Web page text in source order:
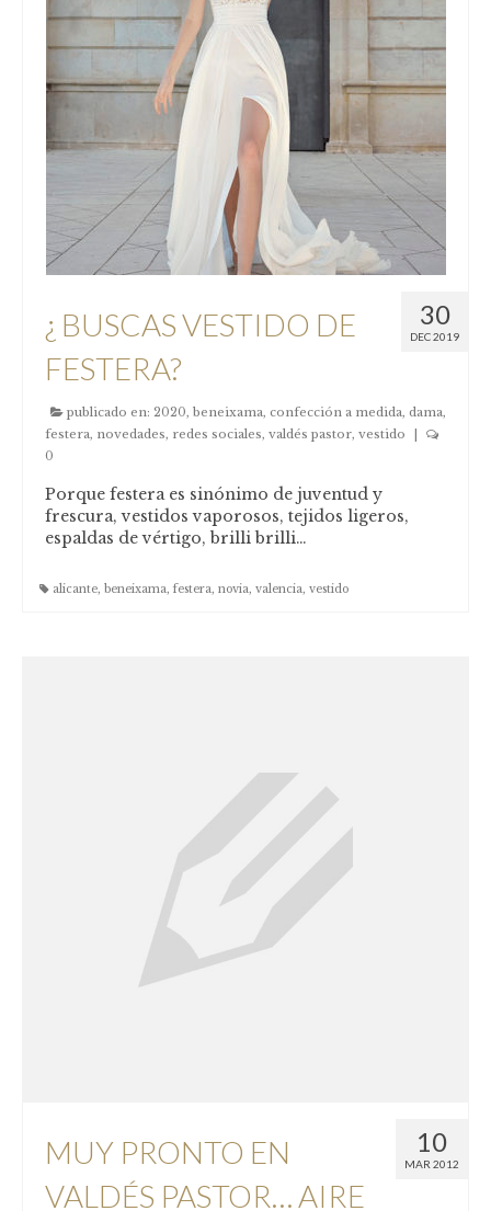
30
DEC 2019
¿ BUSCAS VESTIDO DE
FESTERA?
publicado en: 2020, beneixama, confección a medida, dama,
festera, novedades, redes sociales, valdés pastor, vestido
0
Porque festera es sinónimo de juventud y
frescura, vestidos vaporosos, tejidos ligeros,
espaldas de vértigo, brilli brilli…
alicante, beneixama, festera, novia, valencia, vestido
10
MAR 2012
MUY PRONTO EN
VALDÉS PASTOR… AIRE